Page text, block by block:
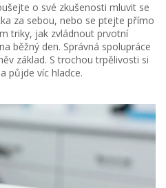
o své zkušenosti mluvit se
za sebou, nebo se ptejte přímo
triky, jak zvládnout prvotní
běžný den. Správná spolupráce
základ. S trochou trpělivosti si
půjde víc hladce.